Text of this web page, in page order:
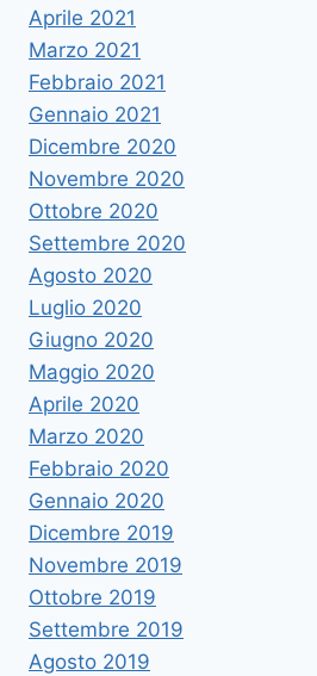
Aprile 2021
Marzo 2021
Febbraio 2021
Gennaio 2021
Dicembre 2020
Novembre 2020
Ottobre 2020
Settembre 2020
Agosto 2020
Luglio 2020
Giugno 2020
Maggio 2020
Aprile 2020
Marzo 2020
Febbraio 2020
Gennaio 2020
Dicembre 2019
Novembre 2019
Ottobre 2019
Settembre 2019
Agosto 2019